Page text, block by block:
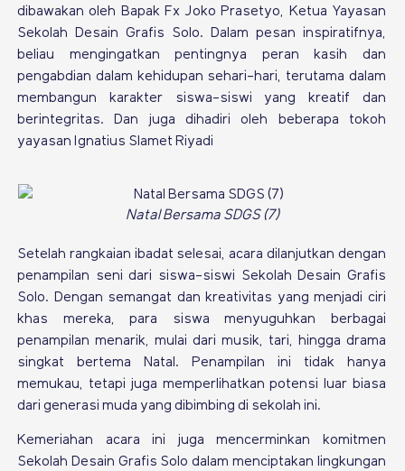
dibawakan oleh Bapak Fx Joko Prasetyo, Ketua Yayasan
Sekolah Desain Grafis Solo. Dalam pesan inspiratifnya,
beliau mengingatkan pentingnya peran kasih dan
pengabdian dalam kehidupan sehari-hari, terutama dalam
membangun karakter siswa-siswi yang kreatif dan
berintegritas. Dan juga dihadiri oleh beberapa tokoh
yayasan Ignatius Slamet Riyadi
Natal Bersama SDGS (7)
Setelah rangkaian ibadat selesai, acara dilanjutkan dengan
penampilan seni dari siswa-siswi Sekolah Desain Grafis
Solo. Dengan semangat dan kreativitas yang menjadi ciri
khas mereka, para siswa menyuguhkan berbagai
penampilan menarik, mulai dari musik, tari, hingga drama
singkat bertema Natal. Penampilan ini tidak hanya
memukau, tetapi juga memperlihatkan potensi luar biasa
dari generasi muda yang dibimbing di sekolah ini.
Kemeriahan acara ini juga mencerminkan komitmen
Sekolah Desain Grafis Solo dalam menciptakan lingkungan